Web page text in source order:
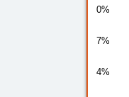
0%
7%
4%